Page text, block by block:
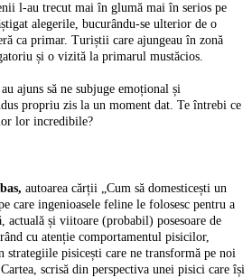
l-au trecut mai în glumă mai în serios pe
alegerile, bucurându-se ulterior de o
ca primar. Turiștii care ajungeau în zonă
și o vizită la primarul mustăcios.
ajuns să ne subjuge emoțional și
propriu zis la un moment dat. Te întrebi ce
lor incredibile?
autoarea cărții „Cum să domesticești un
care ingenioasele feline le folosesc pentru a
actuală și viitoare (probabil) posesoare de
cu atenție comportamentul pisicilor,
strategiile pisicești care ne transformă pe noi
scrisă din perspectiva unei pisici care își